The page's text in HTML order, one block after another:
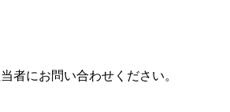
者にお問い合わせください。